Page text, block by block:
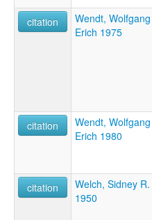
citation
Wendt, Wolfgang
Erich 1975
citation
Wendt, Wolfgang
Erich 1980
citation
Welch, Sidney R.
1950